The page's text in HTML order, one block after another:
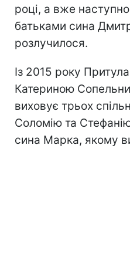
році, а вже
батьками сина
розлучилося.
Із 2015 року
Катериною
виховує трьох
Соломію та
сина Марка, якому